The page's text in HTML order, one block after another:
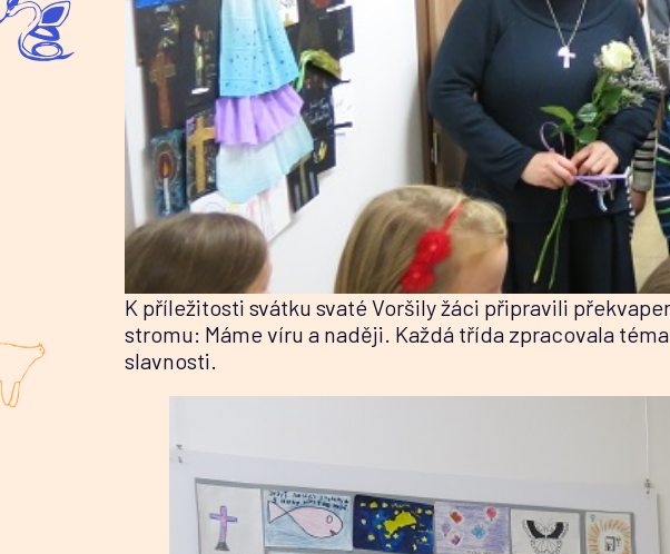
K příležitosti svátku svaté Voršily žáci připravili
stromu: Máme víru a naději. Každá třída zpracovala
slavnosti.